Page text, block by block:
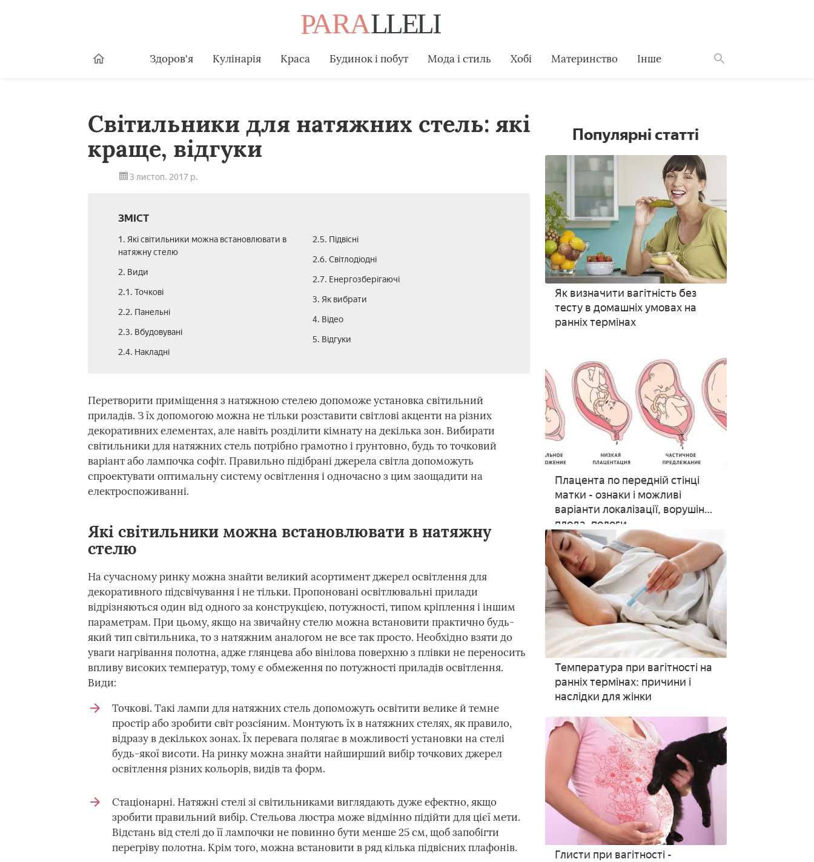
Здоров'я Кулінарія Краса Будинок і побут Мода і стиль Хобі Материнство Інше
Світильники для натяжних стель: які
краще, відгуки
3 листоп. 2017 р.
ЗМІСТ
1. Які світильники можна встановлювати в
натяжну стелю
2. Види
2.1. Точкові
2.2. Панельні
2.3. Вбудовувані
2.4. Накладні
2.5. Підвісні
2.6. Світлодіодні
2.7. Енергозберігаючі
3. Як вибрати
4. Відео
5. Відгуки
Перетворити приміщення з натяжною стелею допоможе установка світильний
приладів. З їх допомогою можна не тільки розставити світлові акценти на різних
декоративних елементах, але навіть розділити кімнату на декілька зон. Вибирати
світильники для натяжних стель потрібно грамотно і грунтовно, будь то точковий
варіант або лампочка софіт. Правильно підібрані джерела світла допоможуть
спроектувати оптимальну систему освітлення і одночасно з цим заощадити на
електроспоживанні.
Які світильники можна встановлювати в натяжну
стелю
На сучасному ринку можна знайти великий асортимент джерел освітлення для
декоративного підсвічування і не тільки. Пропоновані освітлювальні прилади
відрізняються один від одного за конструкцією, потужності, типом кріплення і іншим
параметрам. При цьому, якщо на звичайну стелю можна встановити практично будь-
який тип світильника, то з натяжним аналогом не все так просто. Необхідно взяти до
уваги нагрівання полотна, адже глянцева або вінілова поверхню з плівки не переносить
впливу високих температур, тому є обмеження по потужності приладів освітлення.
Види:
Точкові. Такі лампи для натяжних стель допоможуть освітити велике й темне
простір або зробити світ розсіяним. Монтують їх в натяжних стелях, як правило,
відразу в декількох зонах. Їх перевага полягає в можливості установки на стелі
будь-якої висоти. На ринку можна знайти найширший вибір точкових джерел
освітлення різних кольорів, видів та форм.
Стаціонарні. Натяжні стелі зі світильниками виглядають дуже ефектно, якщо
зробити правильний вибір. Стельова люстра може відмінно підійти для цієї мети.
Відстань від стелі до її лампочки не повинно бути менше 25 см, щоб запобігти
перегріву полотна. Крім того, можна встановити в ряд кілька підвісних плафонів.
Популярні статті
Як визначити вагітність без
тесту в домашніх умовах на
ранніх термінах
Плацента по передній стінці
матки - ознаки і можливі
варіанти локалізації, ворушіння
плода, пологи
Температура при вагітності на
ранніх термінах: причини і
наслідки для жінки
Глисти при вагітності -